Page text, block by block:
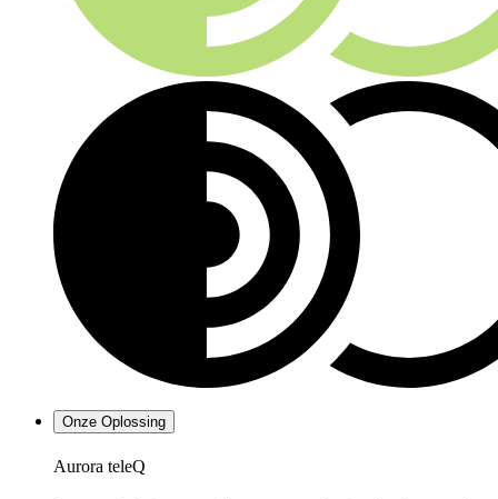
Onze Oplossing
Aurora teleQ